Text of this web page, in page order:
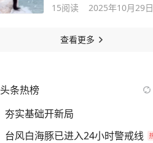
15阅读 2025年10月29日
查看更多
头条热榜
夯实基础开新局
台风白海豚已进入24小时警戒线